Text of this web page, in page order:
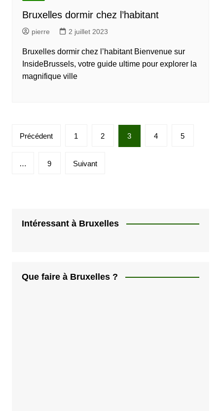
Bruxelles dormir chez l’habitant
pierre 2 juillet 2023
Bruxelles dormir chez l’habitant Bienvenue sur
InsideBrussels, votre guide ultime pour explorer la
magnifique ville
Précédent 1 2 3 4 5
… 9 Suivant
Intéressant à Bruxelles
Que faire à Bruxelles ?